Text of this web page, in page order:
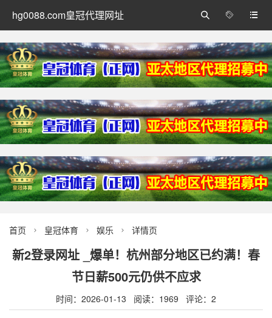
hg0088.com皇冠代理网址 


首页  皇冠体育  娱乐  详情页
新2登录网址 _爆单！杭州部分地区已约满！春
节日薪500元仍供不应求
时间：2026-01-13 阅读：1969 评论：2